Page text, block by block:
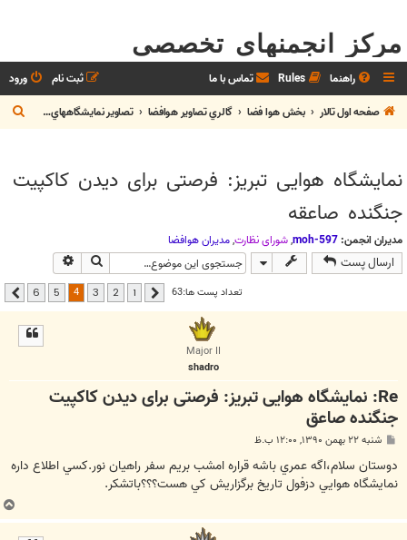
مرکز انجمنهای تخصصی
راهنما Rules تماس با ما ورود
ثبت نام
صفحه اول تالار
بخش هوا فضا گالري تصاوير هوافضا تصاوير نمايشگاههاي هوايي
ج
س
نمایشگاه هوایی تبریز: فرصتی برای دیدن کاکپیت
جنگنده صاعقه
مدیران انجمن: moh-597
,شوراي نظارت,مديران هوافضا
ارسال پست جستجو
تعداد پست ها:63 قبلی 2
3
4
5
6 بعدی
Major II
shadro
Re: نمایشگاه هوایی تبریز: فرصتی برای دیدن کاکپیت
جنگنده صاعق
پ
ت
شنبه ۲۲ بهمن ۱۳۹۰, ۱۲:۰۰ ب.ظ
دوستان سلام،اگه عمري باشه قراره امشب بريم سفر راهيان نور.كسي اطلاع داره
نمايشگاه هوايي دزفول تاريخ برگزاريش كي هست؟؟؟باتشكر.
ب
ا